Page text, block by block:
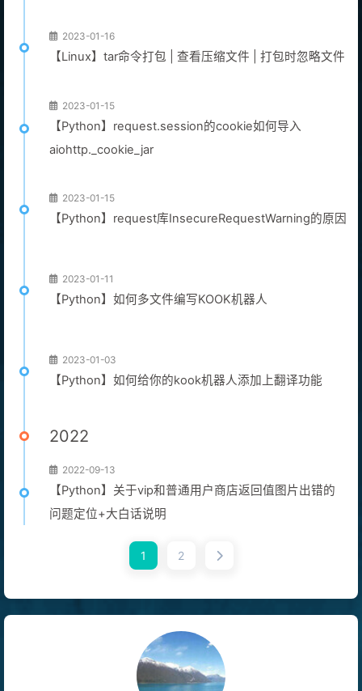
2023-01-16
【Linux】tar命令打包 | 查看压缩文件 | 打包时忽略文件
2023-01-15
【Python】request.session的cookie如何导入
aiohttp._cookie_jar
2023-01-15
【Python】request库InsecureRequestWarning的原因
2023-01-11
【Python】如何多文件编写KOOK机器人
2023-01-03
【Python】如何给你的kook机器人添加上翻译功能
2022
2022-09-13
【Python】关于vip和普通用户商店返回值图片出错的
问题定位+大白话说明
1 2